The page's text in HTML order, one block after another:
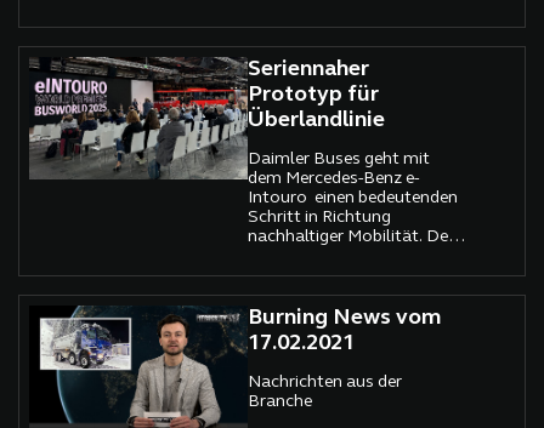
der Münchner Hersteller am
Standort Nürnberg das
Richtfest seiner neuen
Batteriefertigung.
Seriennaher
Prototyp für
Überlandlinie
Daimler Buses geht mit
dem Mercedes-Benz e-
Intouro einen bedeutenden
Schritt in Richtung
nachhaltiger Mobilität. Der
Überlandbus, der auf den
bewährten
dieselbetriebenen Intouro-
Modellen basiert, wurde
erstmals auf den eMobility
Days 2024 in Berlin
vorgestellt. Mit dem neuen
e-Intouro wird die
Burning News vom
17.02.2021
Nachrichten aus der
Branche